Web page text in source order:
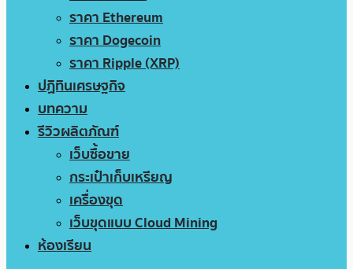
ราคา Ethereum
ราคา Dogecoin
ราคา Ripple (XRP)
ปฏิทินเศรษฐกิจ
บทความ
รีวิวผลิตภัณฑ์
เว็บซื้อขาย
กระเป๋าเก็บเหรียญ
เครื่องขุด
เว็บขุดแบบ Cloud Mining
ห้องเรียน